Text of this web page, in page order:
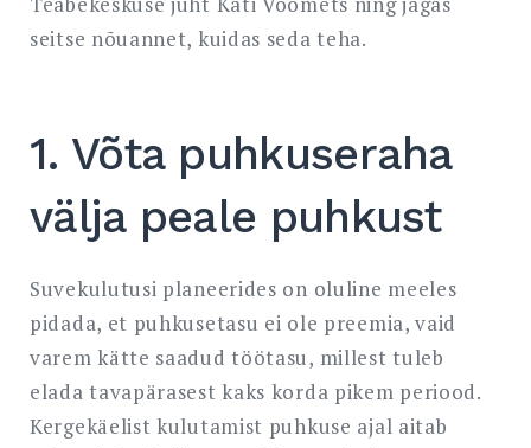
seitse nõuannet, kuidas seda teha.
1. Võta puhkuseraha
välja peale puhkust
Suvekulutusi planeerides on oluline meeles
pidada, et puhkusetasu ei ole preemia, vaid
varem kätte saadud töötasu, millest tuleb
elada tavapärasest kaks korda pikem periood.
Kergekäelist kulutamist puhkuse ajal aitab